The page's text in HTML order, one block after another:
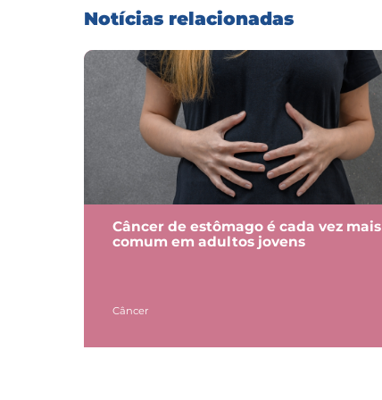
Notícias relacionadas
Câncer de estômago é cada vez mais
comum em adultos jovens
Câncer